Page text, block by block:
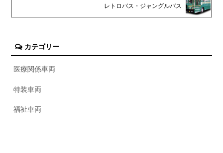
レトロバス・ジャングルバス
カテゴリー
医療関係車両
特装車両
福祉車両